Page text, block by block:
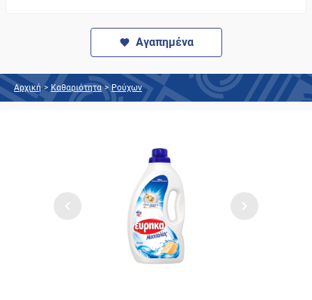
Αγαπημένα
Αρχική > Καθαριότητα > Ρούχων